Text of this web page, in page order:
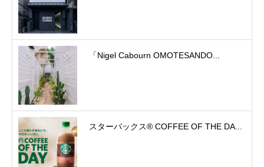
「Nigel Cabourn OMOTESANDO...
スターバックス® COFFEE OF THE DA...